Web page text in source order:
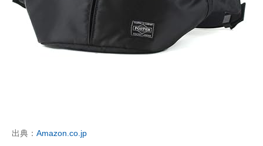
出典： Amazon.co.jp